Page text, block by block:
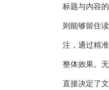
标题与内容
则能够留住
注，通过精
整体效果。
直接决定了